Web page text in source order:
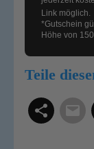
Link möglich.
*Gutschein
Höhe von
Teile